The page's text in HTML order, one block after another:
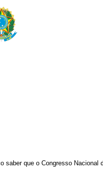
saber que o Congresso